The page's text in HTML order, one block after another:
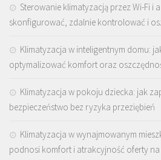
Sterowanie klimatyzacją przez Wi-Fi i
skonfigurować, zdalnie kontrolować i
Klimatyzacja w inteligentnym domu:
optymalizować komfort oraz
Klimatyzacja w pokoju dziecka: jak
bezpieczeństwo bez ryzyka przeziębień
Klimatyzacja w wynajmowanym
podnosi komfort i atrakcyjność oferty